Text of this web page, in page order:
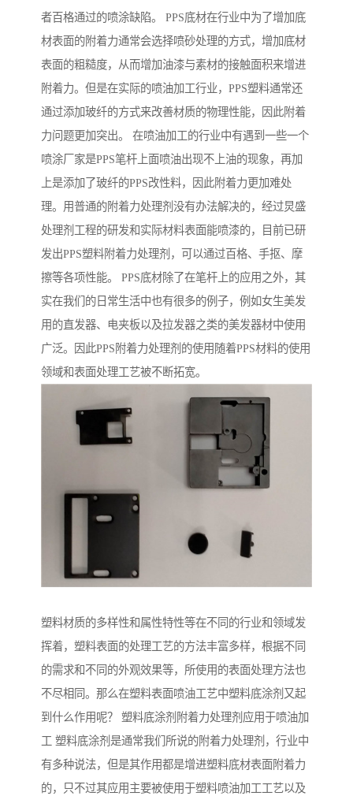
者百格通过的喷涂缺陷。 PPS底材在行业中为了增加底
材表面的附着力通常会选择喷砂处理的方式，增加底材
表面的粗糙度，从而增加油漆与素材的接触面积来增进
附着力。但是在实际的喷油加工行业，PPS塑料通常还
通过添加玻纤的方式来改善材质的物理性能，因此附着
力问题更加突出。 在喷油加工的行业中有遇到一些一个
喷涂厂家是PPS笔杆上面喷油出现不上油的现象，再加
上是添加了玻纤的PPS改性料，因此附着力更加难处
理。用普通的附着力处理剂没有办法解决的，经过炅盛
处理剂工程的研发和实际材料表面能喷漆的，目前已研
发出PPS塑料附着力处理剂，可以通过百格、手抠、摩
擦等各项性能。 PPS底材除了在笔杆上的应用之外，其
实在我们的日常生活中也有很多的例子，例如女生美发
用的直发器、电夹板以及拉发器之类的美发器材中使用
广泛。因此PPS附着力处理剂的使用随着PPS材料的使用
领域和表面处理工艺被不断拓宽。
塑料材质的多样性和属性特性等在不同的行业和领域发
挥着，塑料表面的处理工艺的方法丰富多样，根据不同
的需求和不同的外观效果等，所使用的表面处理方法也
不尽相同。那么在塑料表面喷油工艺中塑料底涂剂又起
到什么作用呢？ 塑料底涂剂附着力处理剂应用于喷油加
工 塑料底涂剂是通常我们所说的附着力处理剂，行业中
有多种说法，但是其作用都是增进塑料底材表面附着力
的，只不过其应用主要被使用于塑料喷油加工工艺以及